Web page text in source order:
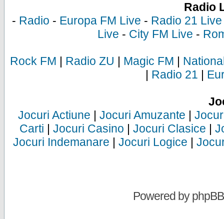
Radio
- Radio - Europa FM Live - Radio 21 Live
Live - City FM Live -
Rock FM | Radio ZU | Magic FM |
| Radio 21 |
Jocuri Actiune | Jocuri Amuzante |
Carti | Jocuri Casino | Jocuri Clasice |
Jocuri Indemanare | Jocuri Logice |
Powered byphpBB